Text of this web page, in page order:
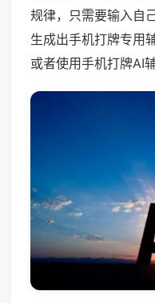
规律，只需要输入自
生成出手机打牌专用
或者使用手机打牌AI